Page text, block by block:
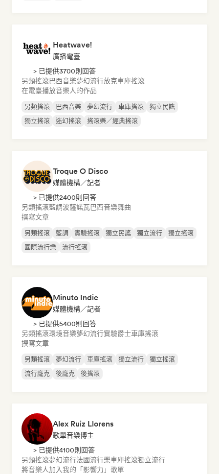
Heatwave!
廣播電臺
> 已提供3700則回答
另類搖滾巴西音樂夢幻流行放克車庫搖滾
在電臺播放音樂人的作品
另類搖滾 巴西音樂 夢幻流行 車庫搖滾
獨立民謠
獨立搖滾
迷幻搖滾 搖滾樂／經典搖滾
Troque O Disco
媒體機構／記者
> 已提供2400則回答
另類搖滾藍調波薩諾瓦巴西音樂舞曲
撰寫文章
另類搖滾 藍調 實驗搖滾 獨立民謠 獨立流行
獨立搖滾
國際流行樂
流行搖滾
Minuto Indie
媒體機構／記者
> 已提供5400則回答
另類搖滾環境音樂夢幻流行實驗爵士車庫搖滾
撰寫文章
另類搖滾 夢幻流行 車庫搖滾 獨立流行
獨立搖滾
流行龐克
後龐克 後搖滾
Alex Ruiz Llorens
歌單音樂博主
> 已提供4100則回答
另類搖滾夢幻流行法國流行樂車庫搖滾獨立流行
將音樂人加入我的「影響力」歌單